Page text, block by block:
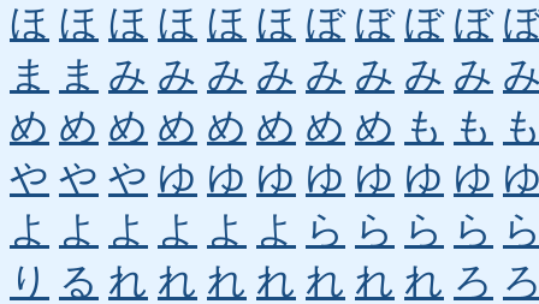
ほ ほ ほ ほ ほ ほ ぼ ぼ ぼ ぼ
ま
ま み み み み み み み み
め め め め め め め め も も
や や や ゆ ゆ ゆ ゆ ゆ ゆ ゆ
よ よ よ よ よ よ ら ら ら ら
り る れ れ れ れ れ れ れ ろ